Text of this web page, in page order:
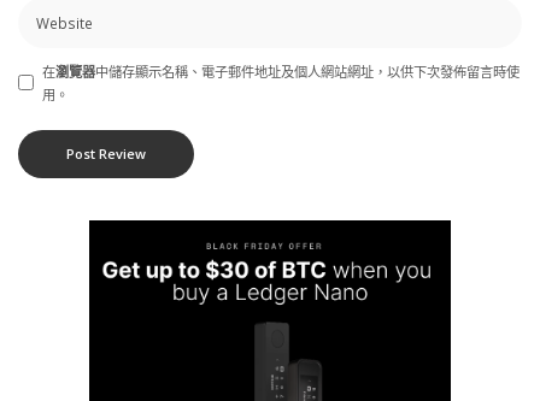
在瀏覽器中儲存顯示名稱、電子郵件地址及個人網站網址，以供下次發佈留言時使
用。